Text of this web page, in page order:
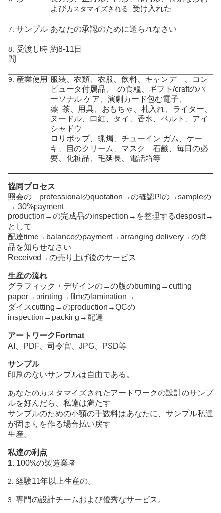
よびカスタマイズされる 受け入れた
7. サンプル あなたの承認のために送られなさい
8. 受渡し時
間
約8-11日
9. 産業使用 服装 、衣類、衣服、飲料、キャンデー、コン
ピュータ付属品、 の食糧、ギフト/craftのパ
ーソナル ケア、演劇カード包む電子、
薬 茶、用具、おもちゃ、札入れ、ライター、
ヌードル、口紅、タイ、香水、ベルト、アイ
シャドウ
ロリポップ、蝋燭、チューイン ガム、ケー
キ、目のクリーム、マスク、石鹸、毎日の必
要、化粧品、 毛延長、電話箱等
協同プロセス
照会の→professionalのquotation→の確認PIの→sampleの
→ 30%payment
production→の完成品のinspection→を整理するdesposit→
として
配達time→balanceのpayment→arranging delivery→の商
品を知らせなさい
Received→の売り上げ後のサービス
生産の流れ
グラフィック・デザインの→の版のburning→cutting
paper→printing→filmのlamination→
ダイスcutting→のproduction→QCの
inspection→packing→配達
アートワークFortmat
AI、PDF、司令官、JPG、PSD等
サンプル
印刷のないサンプルは自由である。
あなたのカスタマイズされたアートワークの設計のサンプ
ルを好んだら、私達は満たす
サンプルのための小額の手数料はあなたに、サンプル私達
が固まりを作る場合払い戻す
生産。
私達の利点
1. 100%の製造業者
2. 経験11年以上生産の。
3. 専門の設計チームおよび優秀なサービス。